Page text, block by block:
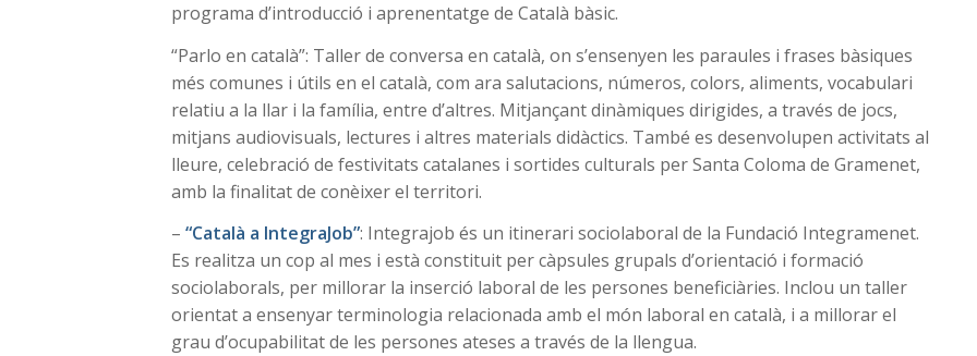
programa d’introducció i aprenentatge de Català bàsic.
“Parlo en català”: Taller de conversa en català, on s’ensenyen les paraules i frases bàsiques
més comunes i útils en el català, com ara salutacions, números, colors, aliments, vocabulari
relatiu a la llar i la família, entre d’altres. Mitjançant dinàmiques dirigides, a través de jocs,
mitjans audiovisuals, lectures i altres materials didàctics. També es desenvolupen activitats al
lleure, celebració de festivitats catalanes i sortides culturals per Santa Coloma de Gramenet,
amb la finalitat de conèixer el territori.
– “Català a IntegraJob”: Integrajob és un itinerari sociolaboral de la Fundació Integramenet.
Es realitza un cop al mes i està constituit per càpsules grupals d’orientació i formació
sociolaborals, per millorar la inserció laboral de les persones beneficiàries. Inclou un taller
orientat a ensenyar terminologia relacionada amb el món laboral en català, i a millorar el
grau d’ocupabilitat de les persones ateses a través de la llengua.